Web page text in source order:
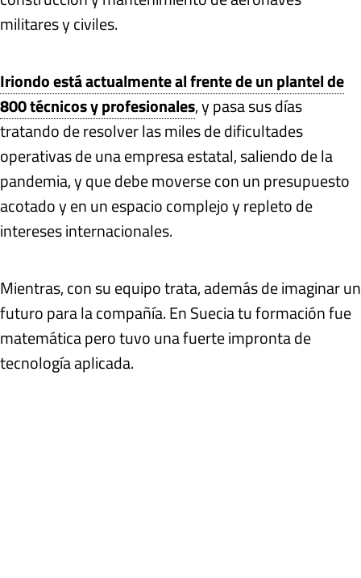
militares y civiles.
Iriondo está actualmente al frente de un plantel de
800 técnicos y profesionales, y pasa sus días
tratando de resolver las miles de dificultades
operativas de una empresa estatal, saliendo de la
pandemia, y que debe moverse con un presupuesto
acotado y en un espacio complejo y repleto de
intereses internacionales.
Mientras, con su equipo trata, además de imaginar un
futuro para la compañía. En Suecia tu formación fue
matemática pero tuvo una fuerte impronta de
tecnología aplicada.